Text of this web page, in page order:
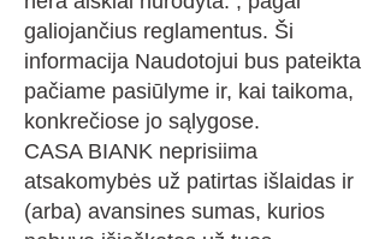
galiojančius reglamentus. Ši
informacija Naudotojui bus pateikta
pačiame pasiūlyme ir, kai taikoma,
konkrečiose jo sąlygose.
CASA BIANK neprisiima
atsakomybės už patirtas išlaidas ir
(arba) avansines sumas, kurios